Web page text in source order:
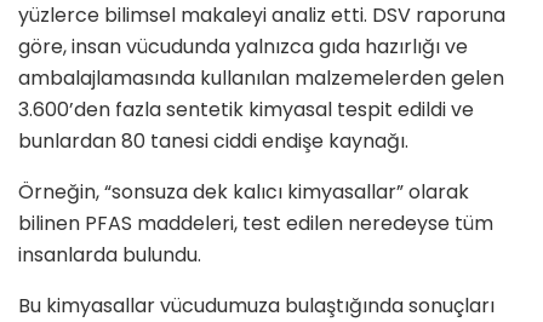
yüzlerce bilimsel makaleyi analiz etti. DSV raporuna
göre, insan vücudunda yalnızca gıda hazırlığı ve
ambalajlamasında kullanılan malzemelerden gelen
3.600’den fazla sentetik kimyasal tespit edildi ve
bunlardan 80 tanesi ciddi endişe kaynağı.
Örneğin, “sonsuza dek kalıcı kimyasallar” olarak
bilinen PFAS maddeleri, test edilen neredeyse tüm
insanlarda bulundu.
Bu kimyasallar vücudumuza bulaştığında sonuçları